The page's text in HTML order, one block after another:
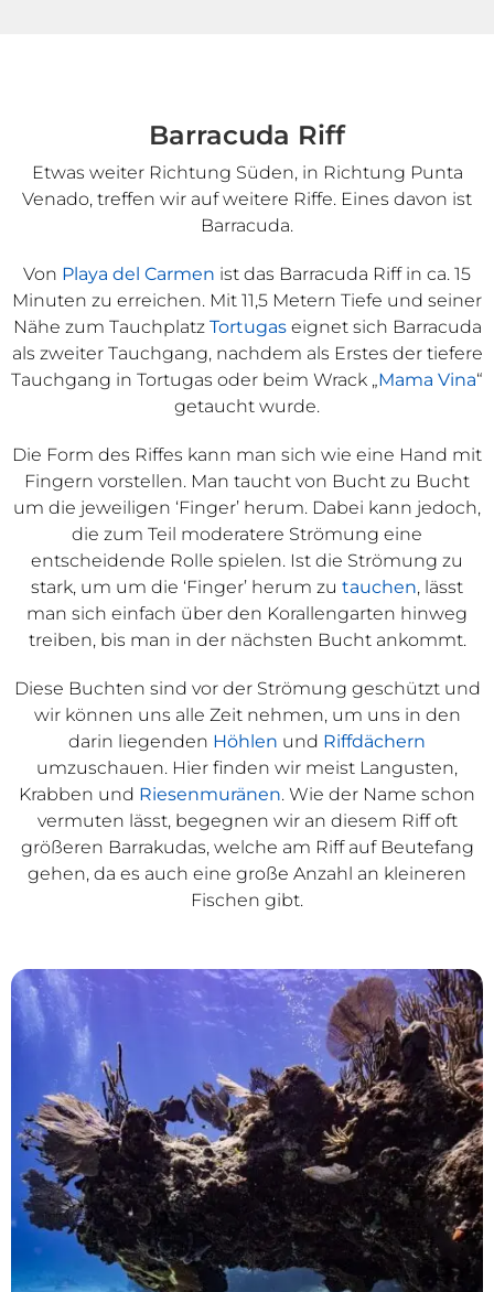
Barracuda Riff
Etwas weiter Richtung Süden, in Richtung Punta
Venado, treffen wir auf weitere Riffe. Eines davon ist
Barracuda.
Von Playa del Carmen ist das Barracuda Riff in ca. 15
Minuten zu erreichen. Mit 11,5 Metern Tiefe und seiner
Nähe zum Tauchplatz Tortugaseignet sich Barracuda
als zweiter Tauchgang, nachdem als Erstes der tiefere
Tauchgang in Tortugas oder beim Wrack „Mama Vina“
getaucht wurde.
Die Form des Riffes kann man sich wie eine Hand mit
Fingern vorstellen. Man taucht von Bucht zu Bucht
um die jeweiligen ‘Finger’ herum. Dabei kann jedoch,
die zum Teil moderatere Strömung eine
entscheidende Rolle spielen. Ist die Strömung zu
stark, um um die ‘Finger’ herum zu tauchen, lässt
man sich einfach über den Korallengarten hinweg
treiben, bis man in der nächsten Bucht ankommt.
Diese Buchten sind vor der Strömung geschützt und
wir können uns alle Zeit nehmen, um uns in den
darin liegenden Höhlen und Riffdächern
umzuschauen. Hier finden wir meist Langusten,
Krabben und Riesenmuränen. Wie der Name schon
vermuten lässt, begegnen wir an diesem Riff oft
größeren Barrakudas, welche am Riff auf Beutefang
gehen, da es auch eine große Anzahl an kleineren
Fischen gibt.